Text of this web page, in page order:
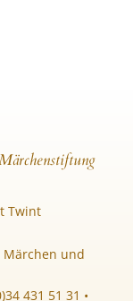
Twint
und
431 51 31 •